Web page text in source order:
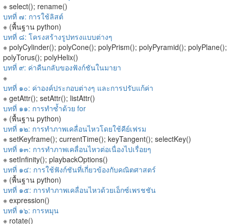
※ select(); rename()
บทที่ ๗: การใช้ลิสต์
※ (พื้นฐาน python)
บทที่ ๘: โครงสร้างรูปทรงแบบต่างๆ
※ polyCylinder(); polyCone(); polyPrism(); polyPyramid(); polyPlane();
polyTorus(); polyHelix()
บทที่ ๙: ค่าคืนกลับของฟังก์ชันในมายา
※
บทที่ ๑๐: ค่าองค์ประกอบต่างๆ และการปรับแก้ค่า
※ getAttr(); setAttr(); listAttr()
บทที่ ๑๑: การทำซ้ำด้วย for
※ (พื้นฐาน python)
บทที่ ๑๒: การทำภาพเคลื่อนไหวโดยใช้คีย์เฟรม
※ setKeyframe(); currentTime(); keyTangent(); selectKey()
บทที่ ๑๓: การทำภาพเคลื่อนไหวต่อเนื่องไปเรื่อยๆ
※ setInfinity(); playbackOptions()
บทที่ ๑๔: การใช้ฟังก์ชันที่เกี่ยวข้องกับคณิตศาสตร์
※ (พื้นฐาน python)
บทที่ ๑๕: การทำภาพเคลื่อนไหวด้วยเอ็กซ์เพรชชัน
※ expression()
บทที่ ๑๖: การหมุน
※ rotate()